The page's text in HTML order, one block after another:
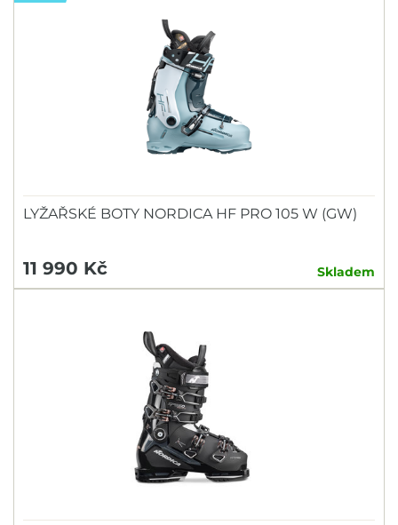
LYŽAŘSKÉ BOTY NORDICA HF PRO 105 W (GW)
11 990 Kč Skladem